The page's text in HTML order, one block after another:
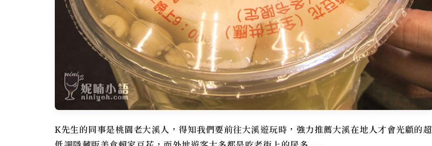
K先生的同事是桃園老大溪人，得知我們要前往大溪遊玩時，強力推薦大溪在地人才會光顧的超